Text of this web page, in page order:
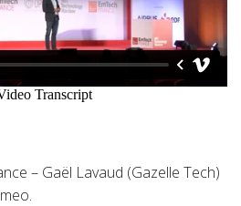
– Gaël Lavaud (Gazelle Tech)
.